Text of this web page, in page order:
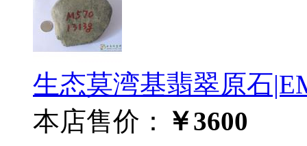
生态莫湾基翡翠原石
本店售价：
￥3600